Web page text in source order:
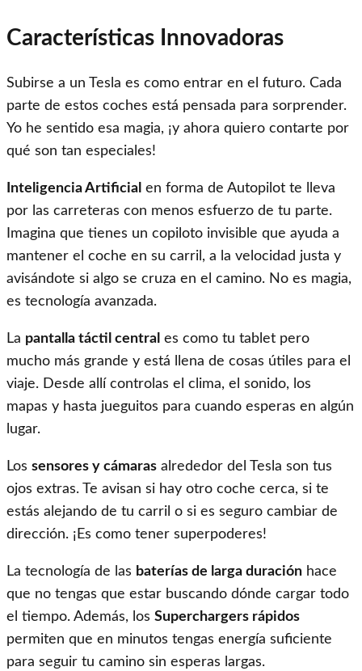
Características Innovadoras
Subirse a un Tesla es como entrar en el futuro. Cada
parte de estos coches está pensada para sorprender.
Yo he sentido esa magia, ¡y ahora quiero contarte por
qué son tan especiales!
Inteligencia Artificial en forma de Autopilot te lleva
por las carreteras con menos esfuerzo de tu parte.
Imagina que tienes un copiloto invisible que ayuda a
mantener el coche en su carril, a la velocidad justa y
avisándote si algo se cruza en el camino. No es magia,
es tecnología avanzada.
La pantalla táctil central es como tu tablet pero
mucho más grande y está llena de cosas útiles para el
viaje. Desde allí controlas el clima, el sonido, los
mapas y hasta jueguitos para cuando esperas en algún
lugar.
Los sensores y cámaras alrededor del Tesla son tus
ojos extras. Te avisan si hay otro coche cerca, si te
estás alejando de tu carril o si es seguro cambiar de
dirección. ¡Es como tener superpoderes!
La tecnología de las baterías de larga duración hace
que no tengas que estar buscando dónde cargar todo
el tiempo. Además, los Superchargers rápidos
permiten que en minutos tengas energía suficiente
para seguir tu camino sin esperas largas.